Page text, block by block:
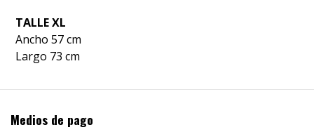
TALLE XL
Ancho 57 cm
Largo 73 cm
Medios de pago